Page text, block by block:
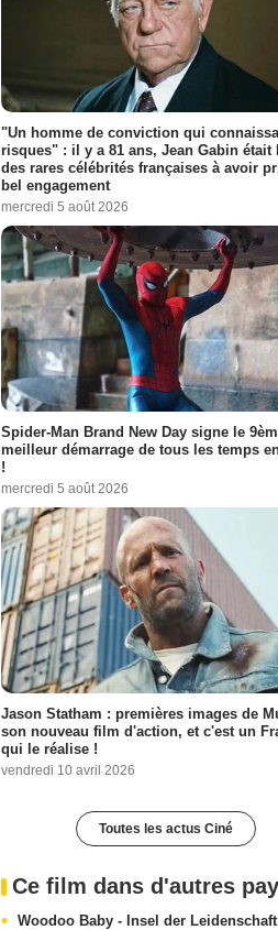
"Un homme de conviction qui
risques" : il y a 81 ans, Jean Gabin était
des rares célébrités françaises à avoir
bel engagement
mercredi 5 août 2026
Spider-Man Brand New Day signe le
meilleur démarrage de tous les temps
!
mercredi 5 août 2026
Jason Statham : premières images de
son nouveau film d'action, et c'est un
qui le réalise !
vendredi 10 avril 2026
Toutes les actus Ciné
Ce film dans d'autres
Woodoo Baby - Insel der Leidenschaft